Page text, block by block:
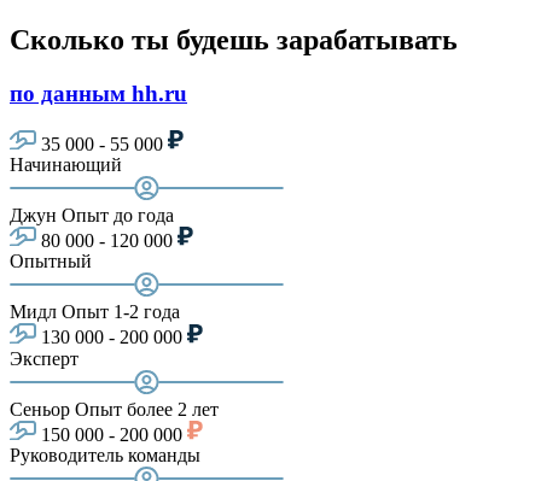
Сколько ты будешь зарабатывать
по данным hh.ru
35 000 - 55 000
Начинающий
Джун Опыт до года
80 000 - 120 000
Опытный
Мидл Опыт 1-2 года
130 000 - 200 000
Эксперт
Сеньор Опыт более 2 лет
150 000 - 200 000
Руководитель команды